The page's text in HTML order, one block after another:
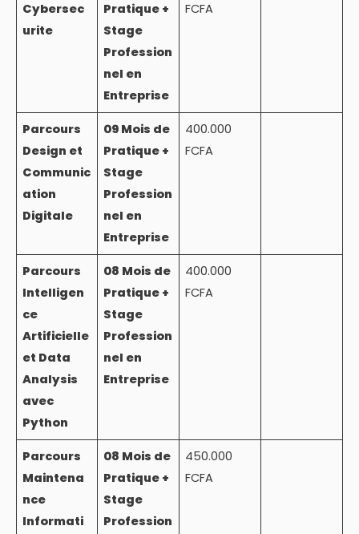
Cybersec
urite
Pratique +
Stage
Profession
nel en
Entreprise
FCFA
Parcours
Design et
Communic
ation
Digitale
09 Mois de
Pratique +
Stage
Profession
nel en
Entreprise
400.000
FCFA
Parcours
Intelligen
ce
Artificielle
et Data
Analysis
avec
Python
08 Mois de
Pratique +
Stage
Profession
nel en
Entreprise
400.000
FCFA
Parcours
Maintena
nce
Informati
08 Mois de
Pratique +
Stage
Profession
450.000
FCFA